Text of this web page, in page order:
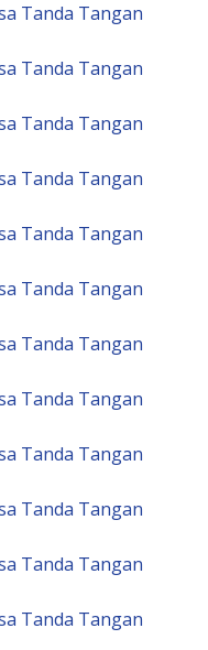
Tanda Tangan
Tanda Tangan
Tanda Tangan
Tanda Tangan
Tanda Tangan
Tanda Tangan
Tanda Tangan
Tanda Tangan
Tanda Tangan
Tanda Tangan
Tanda Tangan
Tanda Tangan